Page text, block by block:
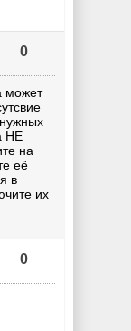
0
может
НЕ
на
её
в
их
0